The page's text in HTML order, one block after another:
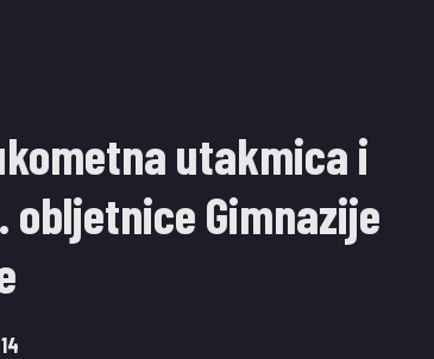
utakmica i
obljetnice Gimnazije